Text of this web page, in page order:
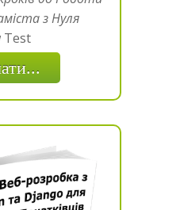
з Нуля
Test